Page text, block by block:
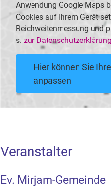
Anwendung Google Maps
Cookies auf Ihrem Gerät
Reichweitenmessung und
s. zur Datenschutzerklärung
Hier können Sie
anpassen
Veranstalter
Ev. Mirjam-Gemeinde